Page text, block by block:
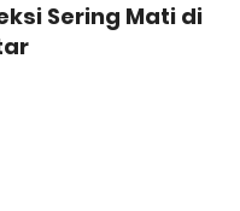
Sering Mati di